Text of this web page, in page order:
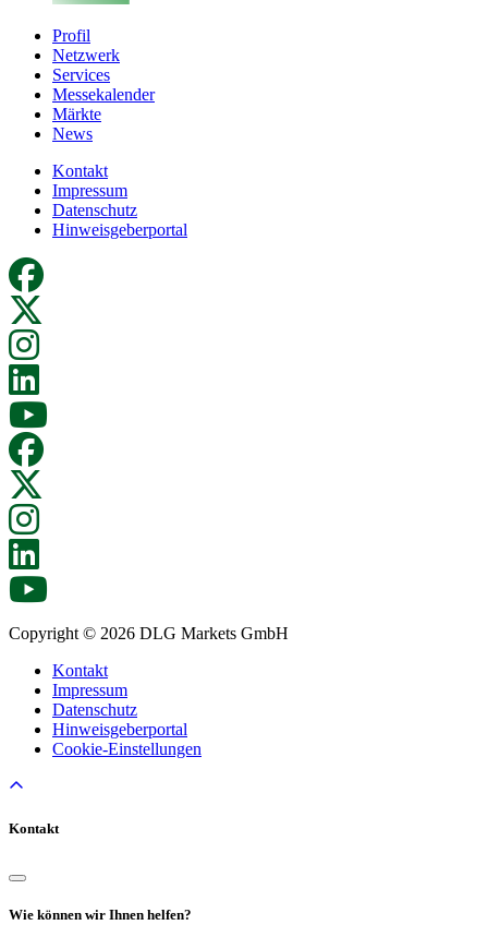
Profil
Netzwerk
Services
Messekalender
Märkte
News
Kontakt
Impressum
Datenschutz
Hinweisgeberportal
Copyright © 2026 DLG Markets GmbH
Kontakt
Impressum
Datenschutz
Hinweisgeberportal
Cookie-Einstellungen
Kontakt
Wie können wir Ihnen helfen?